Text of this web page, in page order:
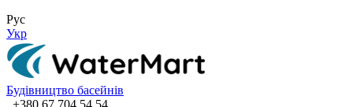
Рус
Укр
Будівництво басейнів
+380 67 704 54 54